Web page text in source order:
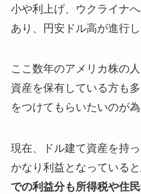
小や利上げ、ウクライナ
あり、円安ドル高が進行し
ここ数年のアメリカ株の
資産を保有している方も
をつけてもらいたいのが為
現在、ドル建て資産を持
かなり利益となっている
での利益分も所得税や住